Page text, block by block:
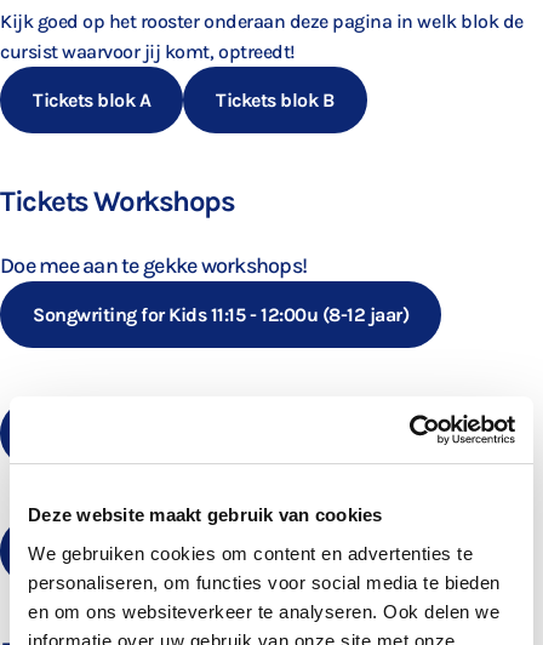
Deze website maakt gebruik van cookies
We gebruiken cookies om content en advertenties te
personaliseren, om functies voor social media te bieden
en om ons websiteverkeer te analyseren. Ook delen we
informatie over uw gebruik van onze site met onze
Kijk goed op het rooster onderaan deze pagina in welk blok de
cursist waarvoor jij komt, optreedt!
Tickets blok A Tickets blok B
Tickets Workshops
Doe mee aan te gekke workshops!
Songwriting for Kids 11:15 - 12:00u (8-12 jaar)
Songwriting for Kids 13:00 - 13:45u (8-12 jaar)